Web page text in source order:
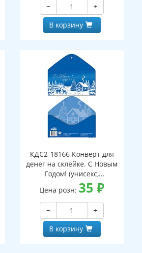
−
+
В корзину
КДС2-18166 Конверт для
денег на склейке. С Новым
Годом! (унисекс,
серебряная фольга)
Цена розн: 35₽
−
+
В корзину